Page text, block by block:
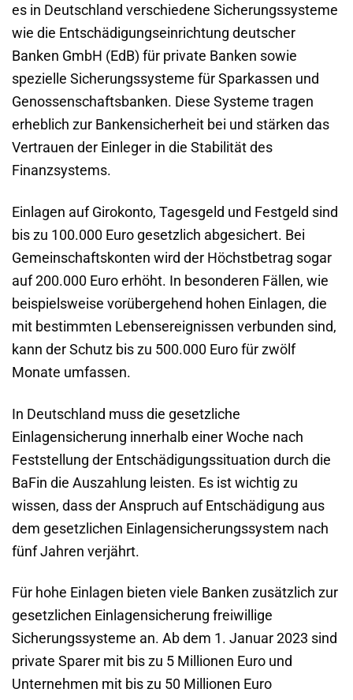
es in Deutschland verschiedene Sicherungssysteme
wie die Entschädigungseinrichtung deutscher
Banken GmbH (EdB) für private Banken sowie
spezielle Sicherungssysteme für Sparkassen und
Genossenschaftsbanken. Diese Systeme tragen
erheblich zur Bankensicherheit bei und stärken das
Vertrauen der Einleger in die Stabilität des
Finanzsystems.
Einlagen auf Girokonto, Tagesgeld und Festgeld sind
bis zu 100.000 Euro gesetzlich abgesichert. Bei
Gemeinschaftskonten wird der Höchstbetrag sogar
auf 200.000 Euro erhöht. In besonderen Fällen, wie
beispielsweise vorübergehend hohen Einlagen, die
mit bestimmten Lebensereignissen verbunden sind,
kann der Schutz bis zu 500.000 Euro für zwölf
Monate umfassen.
In Deutschland muss die gesetzliche
Einlagensicherung innerhalb einer Woche nach
Feststellung der Entschädigungssituation durch die
BaFin die Auszahlung leisten. Es ist wichtig zu
wissen, dass der Anspruch auf Entschädigung aus
dem gesetzlichen Einlagensicherungssystem nach
fünf Jahren verjährt.
Für hohe Einlagen bieten viele Banken zusätzlich zur
gesetzlichen Einlagensicherung freiwillige
Sicherungssysteme an. Ab dem 1. Januar 2023 sind
private Sparer mit bis zu 5 Millionen Euro und
Unternehmen mit bis zu 50 Millionen Euro